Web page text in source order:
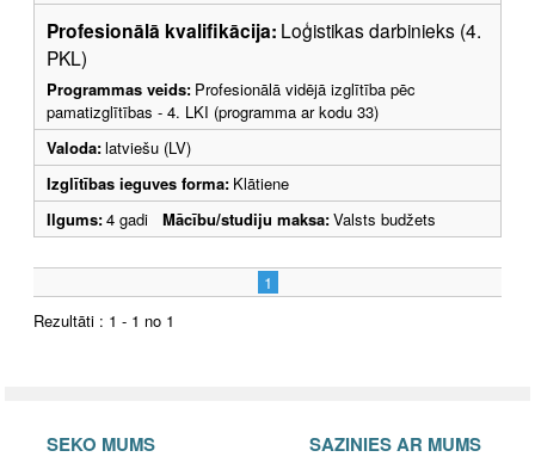
Profesionālā kvalifikācija: Loģistikas darbinieks (4.
PKL)
Programmas veids: Profesionālā vidējā izglītība pēc
pamatizglītības - 4. LKI (programma ar kodu 33)
Valoda:latviešu (LV)
Izglītības ieguves forma: Klātiene
Ilgums:4 gadi Mācību/studiju maksa:Valsts budžets
1
Rezultāti : 1 - 1 no 1
SEKO MUMS SAZINIES AR MUMS